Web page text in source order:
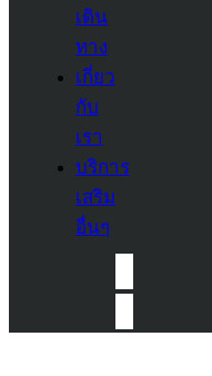
เดิน
ทาง
เกี่ยว
กับ
เรา
บริการ
เสริม
อื่นๆ